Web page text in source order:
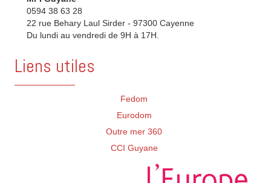
0594 38 63 28
22 rue Behary Laul Sirder - 97300 Cayenne
Du lundi au vendredi de 9H à 17H.
Liens utiles
Fedom
Eurodom
Outre mer 360
CCI Guyane